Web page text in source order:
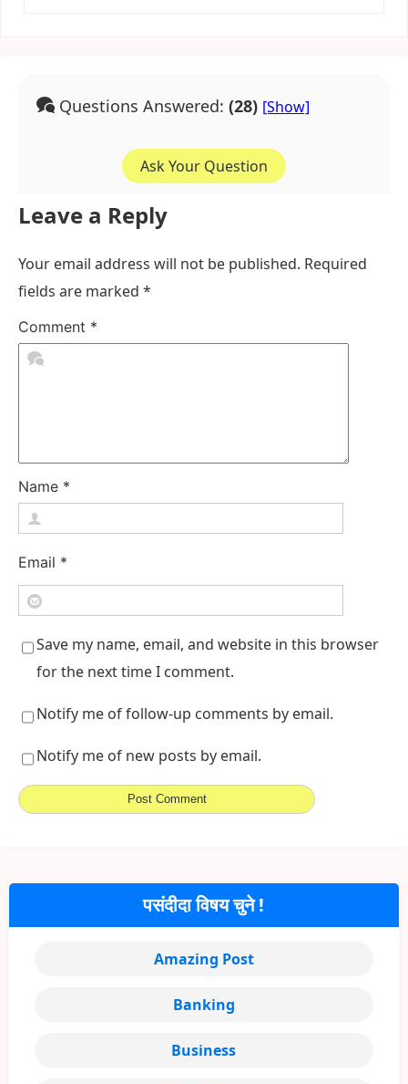
Questions Answered: (28)
Ask Your Question
Leave a Reply
Your email address will not be published. Required
fields are marked *
Comment *
Name *
Email *
Save my name, email, and website in this browser
for the next time I comment.
Notify me of follow-up comments by email.
Notify me of new posts by email.
पसंदीदा विषय चुने !
Amazing Post
Banking
Business